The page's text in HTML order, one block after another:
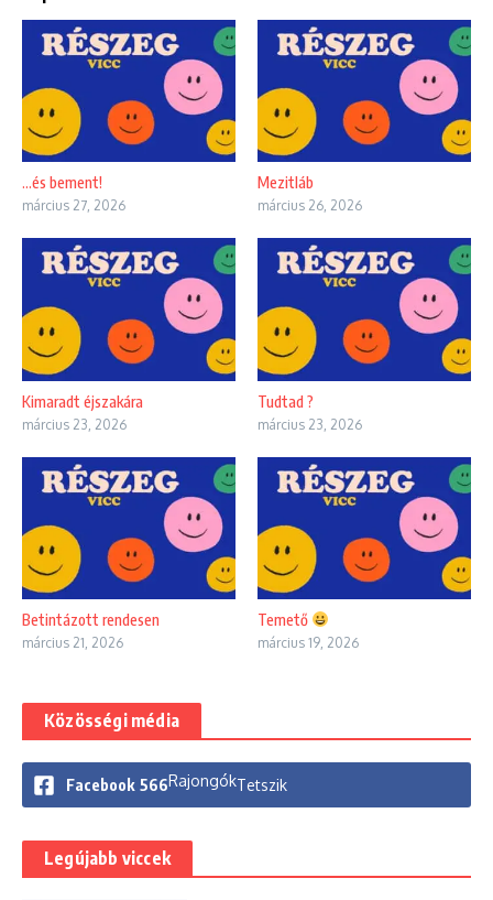
…és bement!
március 27, 2026
Mezitláb
március 26, 2026
Kimaradt éjszakára
március 23, 2026
Tudtad ?
március 23, 2026
Betintázott rendesen
március 21, 2026
Temető
március 19, 2026
Közösségi média
Facebook 566RajongókTetszik
Legújabb viccek